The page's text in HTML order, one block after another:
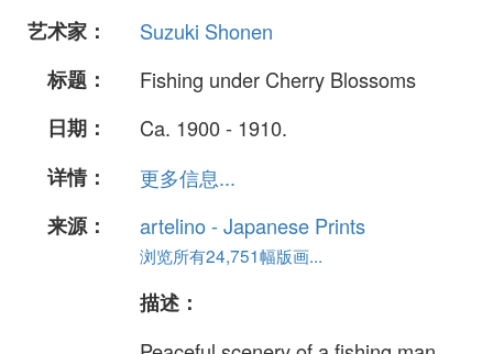
艺术家：
Suzuki Shonen
标题：
Fishing under Cherry Blossoms
日期：
Ca. 1900 - 1910.
详情：
更多信息...
来源：
artelino - Japanese Prints
浏览所有24,751幅版画...
描述：